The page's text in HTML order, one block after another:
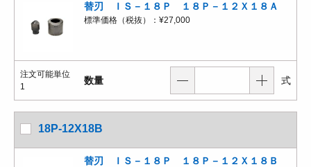
替刃 ＩＳ－１８Ｐ １８Ｐ－１２Ｘ１８Ａ
標準価格（税抜）： ¥27,000
注文可能単位
1
数量 式
18P-12X18B
替刃 ＩＳ－１８Ｐ １８Ｐ－１２Ｘ１８Ｂ